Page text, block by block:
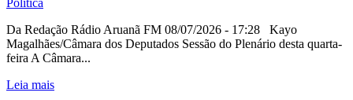
Política
Da Redação Rádio Aruanã FM 08/07/2026 - 17:28 Kayo
Magalhães/Câmara dos Deputados Sessão do Plenário desta quarta-
feira A Câmara...
Leia mais